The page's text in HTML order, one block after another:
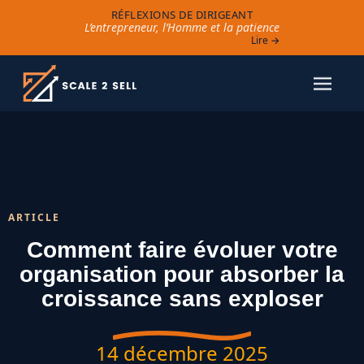
RÉFLEXIONS DE DIRIGEANT
L’entrepreneur, l’Homme et la patience
Lire →
ARTICLE
Comment faire évoluer votre
organisation pour absorber la
croissance sans exploser
14 décembre 2025